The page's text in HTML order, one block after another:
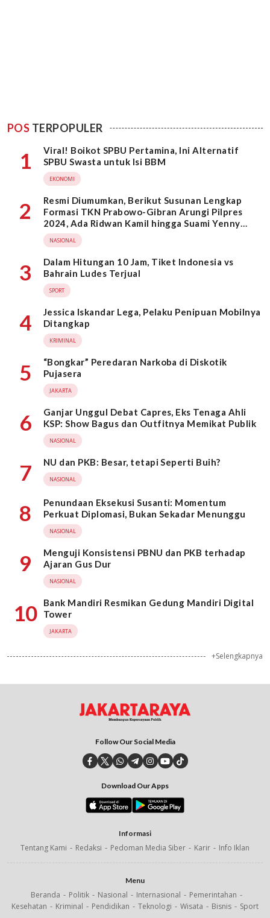
POS TERPOPULER
1
Viral! Boikot SPBU Pertamina, Ini Alternatif
SPBU Swasta untuk Isi BBM
EKONOMI
2
Resmi Diumumkan, Berikut Susunan Lengkap
Formasi TKN Prabowo-Gibran Arungi Pilpres
2024, Ada Ridwan Kamil hingga Suami Yenny
Wahid
NASIONAL
3
Dalam Hitungan 10 Jam, Tiket Indonesia vs
Bahrain Ludes Terjual
SPORT
4
Jessica Iskandar Lega, Pelaku Penipuan Mobilnya
Ditangkap
KRIMINAL
5
“Bongkar” Peredaran Narkoba di Diskotik
Pujasera
JAKARTA
6
Ganjar Unggul Debat Capres, Eks Tenaga Ahli
KSP: Show Bagus dan Outfitnya Memikat Publik
NASIONAL
7 NU dan PKB: Besar, tetapi Seperti Buih?
NASIONAL
8
Penundaan Eksekusi Susanti: Momentum
Perkuat Diplomasi, Bukan Sekadar Menunggu
NASIONAL
9
Menguji Konsistensi PBNU dan PKB terhadap
Ajaran Gus Dur
NASIONAL
10
Bank Mandiri Resmikan Gedung Mandiri Digital
Tower
JAKARTA
+Selengkapnya
Follow Our Social Media
Download Our Apps
Informasi
Tentang Kami Redaksi Pedoman Media Siber Karir Info Iklan
Menu
Beranda Politik Nasional Internasional
Pemerintahan
Kesehatan
Kriminal Pendidikan Teknologi Wisata Bisnis Sport